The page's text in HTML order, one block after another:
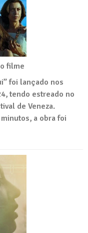
filme
foi lançado nos
tendo estreado no
de Veneza.
a obra foi